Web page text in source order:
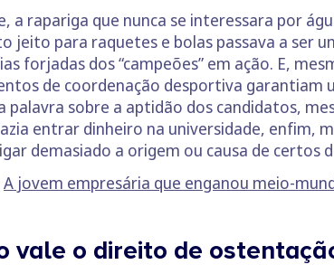
a rapariga que nunca se interessara por
jeito para raquetes e bolas passava a ser
forjadas dos “campeões” em ação. E,
de coordenação desportiva garantiam
palavra sobre a aptidão dos candidatos,
entrar dinheiro na universidade, enfim,
demasiado a origem ou causa de certos
A jovem empresária que enganou meio-
vale o direito de